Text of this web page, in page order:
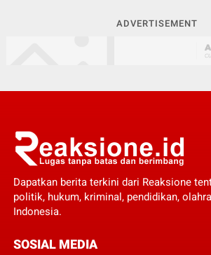
ADVERTISEMENT
Dapatkan berita terkini dari Reaksione
politik, hukum, kriminal, pendidikan,
Indonesia.
SOSIAL MEDIA